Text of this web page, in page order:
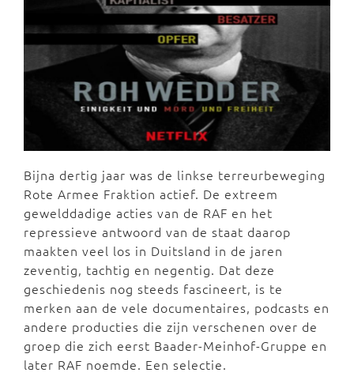
Bijna dertig jaar was de linkse terreurbeweging
Rote Armee Fraktion actief. De extreem
gewelddadige acties van de RAF en het
repressieve antwoord van de staat daarop
maakten veel los in Duitsland in de jaren
zeventig, tachtig en negentig. Dat deze
geschiedenis nog steeds fascineert, is te
merken aan de vele documentaires, podcasts en
andere producties die zijn verschenen over de
groep die zich eerst Baader-Meinhof-Gruppe en
later RAF noemde. Een selectie.